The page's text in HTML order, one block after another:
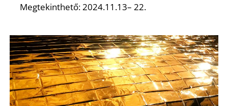
Megtekinthető: 2024.11.13– 22.